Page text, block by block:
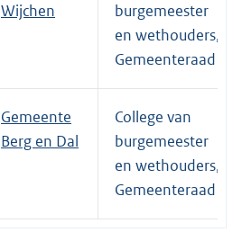
Wijchen
burgemeester
en wethouders,
Gemeenteraad
Gemeente
Berg en Dal
College van
burgemeester
en wethouders,
Gemeenteraad